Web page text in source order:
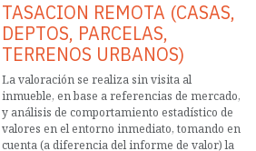
TASACION REMOTA (CASAS,
DEPTOS, PARCELAS,
TERRENOS URBANOS)
La valoración se realiza sin visita al
inmueble, en base a referencias de mercado,
y análisis de comportamiento estadístico de
valores en el entorno inmediato, tomando en
cuenta (a diferencia del informe de valor) la